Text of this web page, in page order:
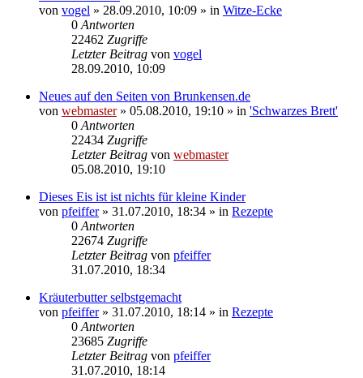
von vogel » 28.09.2010, 10:09 » in Witze-Ecke
0 Antworten
22462 Zugriffe
Letzter Beitrag von vogel
28.09.2010, 10:09
Neues auf den Seiten von Brunkensen.de
von webmaster» 05.08.2010, 19:10 » in 'Schwarzes Brett'
0 Antworten
22434 Zugriffe
Letzter Beitrag von webmaster
05.08.2010, 19:10
Dieses Eis ist ist nichts für kleine Kinder
von pfeiffer» 31.07.2010, 18:34 » in Rezepte
0 Antworten
22674 Zugriffe
Letzter Beitrag von pfeiffer
31.07.2010, 18:34
Kräuterbutter selbstgemacht
von pfeiffer» 31.07.2010, 18:14 » in Rezepte
0 Antworten
23685 Zugriffe
Letzter Beitrag von pfeiffer
31.07.2010, 18:14